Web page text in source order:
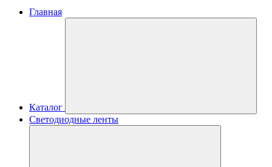
Главная
Каталог
Светодиодные ленты